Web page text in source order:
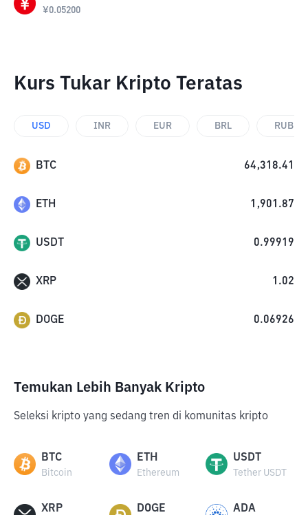
¥0.05200
Kurs Tukar Kripto Teratas
USD INR EUR BRL RUB
BTC 64,318.41
ETH 1,901.87
USDT 0.99919
XRP 1.02
DOGE 0.06926
Temukan Lebih Banyak Kripto
Seleksi kripto yang sedang tren di komunitas kripto
BTC
Bitcoin
ETH
Ethereum
USDT
Tether USDT
XRP DOGE ADA